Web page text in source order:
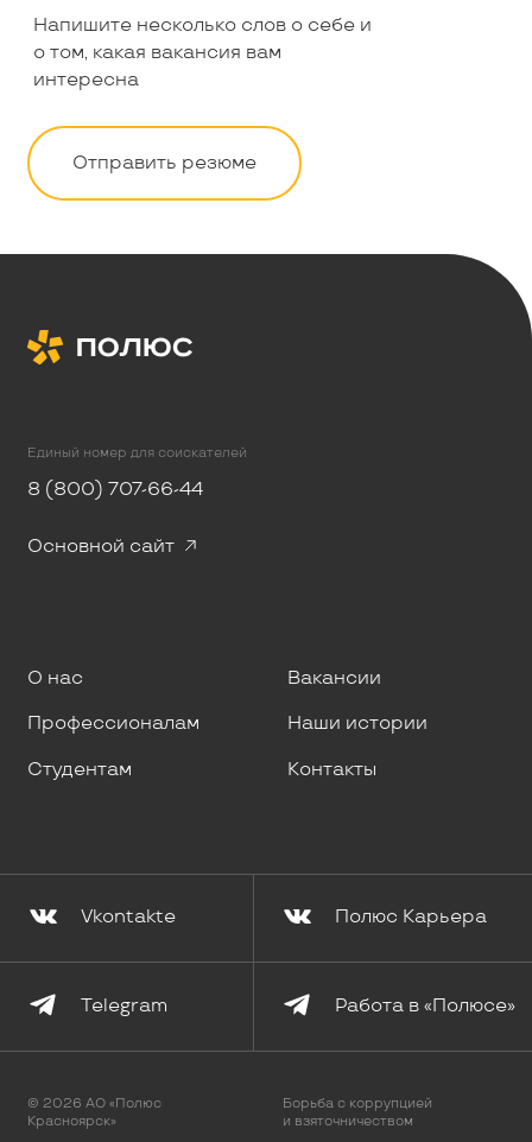
Напишите несколько слов о себе и
о том, какая вакансия вам
интересна
Отправить резюме
Единый номер для соискателей
8 (800) 707-66-44
Основной сайт
О нас Вакансии
Профессионалам Наши истории
Студентам Контакты
Vkontakte Полюс Карьера
Telegram Работа в «Полюсе»
© 2026 АО «Полюс
Красноярск»
Борьба с коррупцией
и взяточничеством